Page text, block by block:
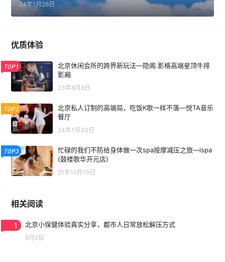
24年1月26日
优质体验
TOP1
北京休闲会所的跨界新玩法—隐阁.影格高端星顶牛排
影厢
23年8月8日
TOP2
北京私人订制的高端局，吃饭K歌一样不落—悦TA音乐
餐厅
24年1月30日
TOP3
忙碌的我们不防给身体做一次spa按摩减压之旅—ispa
(鼓楼歌华开元店)
21年11月10日
相关阅读
1 北京小保健体验真实分享，都市人日常放松解压方式
8月6日